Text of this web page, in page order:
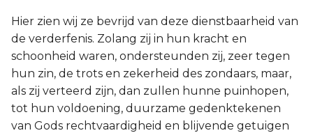
Hier zien wij ze bevrijd van deze dienstbaarheid van
de verderfenis. Zolang zij in hun kracht en
schoonheid waren, ondersteunden zij, zeer tegen
hun zin, de trots en zekerheid des zondaars, maar,
als zij verteerd zijn, dan zullen hunne puinhopen,
tot hun voldoening, duurzame gedenktekenen
van Gods rechtvaardigheid en blijvende getuigen